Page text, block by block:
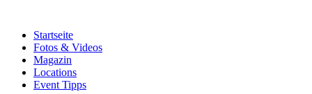
springenStartseite
Fotos & Videos
Magazin
Locations
Event Tipps